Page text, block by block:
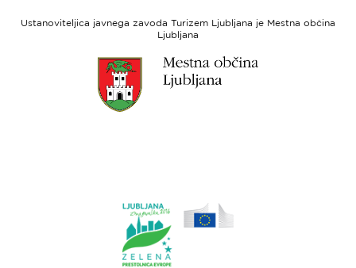
sklad
Ustanoviteljica javnega zavoda Turizem Ljubljana je Mestna občina
Ljubljana